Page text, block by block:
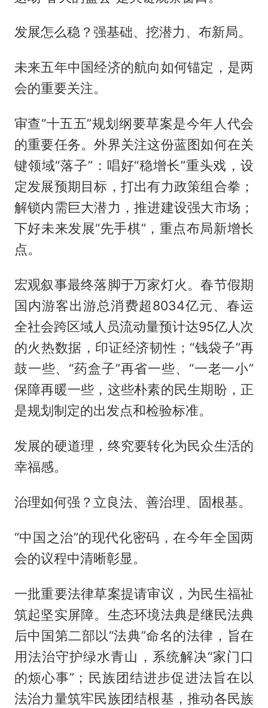
发展怎么稳？强基础、挖潜力、布新局。
未来五年中国经济的航向如何锚定，是两
会的重要关注。
审查“十五五”规划纲要草案是今年人代会
的重要任务。外界关注这份蓝图如何在关
键领域“落子”：唱好“稳增长”重头戏，设
定发展预期目标，打出有力政策组合拳；
解锁内需巨大潜力，推进建设强大市场；
下好未来发展“先手棋”，重点布局新增长
点。
宏观叙事最终落脚于万家灯火。春节假期
国内游客出游总消费超8034亿元、春运
全社会跨区域人员流动量预计达95亿人次
的火热数据，印证经济韧性；“钱袋子”再
鼓一些、“药盒子”再省一些、“一老一小”
保障再暖一些，这些朴素的民生期盼，正
是规划制定的出发点和检验标准。
发展的硬道理，终究要转化为民众生活的
幸福感。
治理如何强？立良法、善治理、固根基。
“中国之治”的现代化密码，在今年全国两
会的议程中清晰彰显。
一批重要法律草案提请审议，为民生福祉
筑起坚实屏障。生态环境法典是继民法典
后中国第二部以“法典”命名的法律，旨在
用法治守护绿水青山，系统解决“家门口
的烦心事”；民族团结进步促进法旨在以
法治力量筑牢民族团结根基，推动各民族